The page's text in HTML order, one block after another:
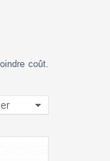
coût.